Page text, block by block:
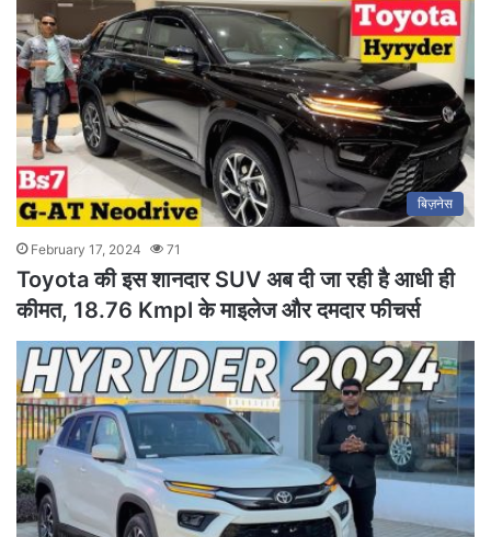
बिज़नेस
February 17, 2024 71
Toyota की इस शानदार SUV अब दी जा रही है आधी ही
कीमत, 18.76 Kmpl के माइलेज और दमदार फीचर्स